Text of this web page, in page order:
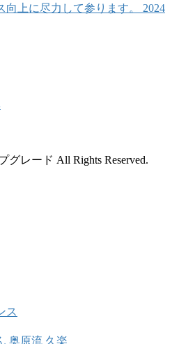
向上に尽力して参ります。 2024
グレード All Rights Reserved.
ス
奥原流 久楽